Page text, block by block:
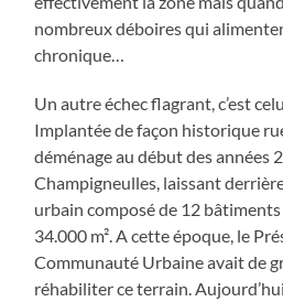
nombreux déboires qui
chronique…
Un autre échec flagrant, c’est
Implantée de façon historique
déménage au début des années
Champigneulles, laissant
urbain composé de 12 bâtiments
34.000 m². A cette époque, le
Communauté Urbaine avait de
réhabiliter ce terrain.